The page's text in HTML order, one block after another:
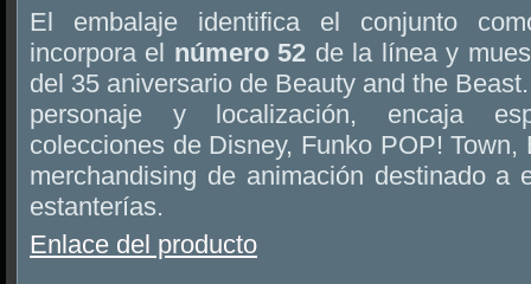
El embalaje identifica el conjunto
incorpora el número 52 de la línea y
del 35 aniversario de Beauty and the
personaje y localización, encaja
colecciones de Disney, Funko POP!
merchandising de animación destinado a
estanterías.
Enlace del producto